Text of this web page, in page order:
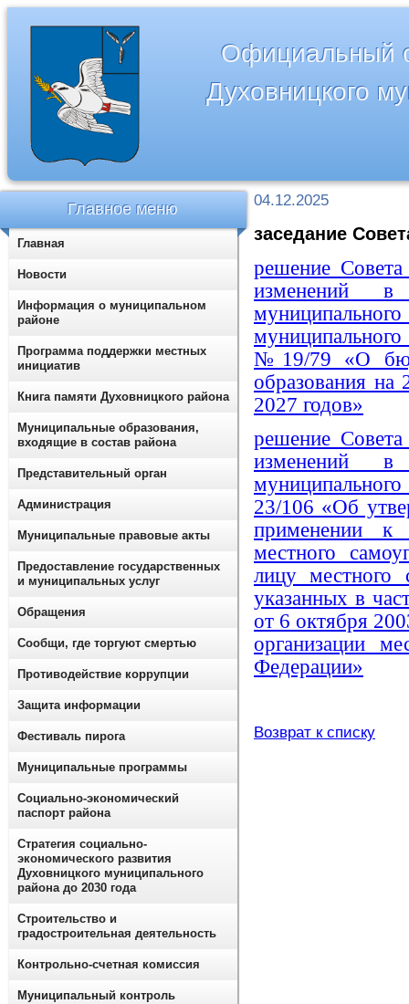
Официальный
Духовницкого
04.12.2025
заседание
решение
изменений в
№19/79 «О
образования
2027 годов»
решение
изменений в
23/106 «Об
применении к
местного
лицу местного
указанных в
от 6 октября
организации
Федерации»
Возврат к списку
Главное меню
Главная
Новости
Информация о муниципальном
районе
Программа поддержки местных
инициатив
Книга памяти Духовницкого района
Муниципальные образования,
входящие в состав района
Представительный орган
Администрация
Муниципальные правовые акты
Предоставление государственных
и муниципальных услуг
Обращения
Сообщи, где торгуют смертью
Противодействие коррупции
Защита информации
Фестиваль пирога
Муниципальные программы
Социально-экономический
паспорт района
Стратегия социально-
экономического развития
Духовницкого муниципального
района до 2030 года
Строительство и
градостроительная деятельность
Контрольно-счетная комиссия
Муниципальный контроль